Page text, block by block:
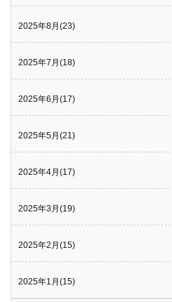
2025年8月(23)
2025年7月(18)
2025年6月(17)
2025年5月(21)
2025年4月(17)
2025年3月(19)
2025年2月(15)
2025年1月(15)